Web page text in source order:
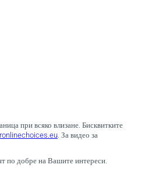
при всяко влизане. Бисквитките
. За видео за
по добре на Вашите интереси.